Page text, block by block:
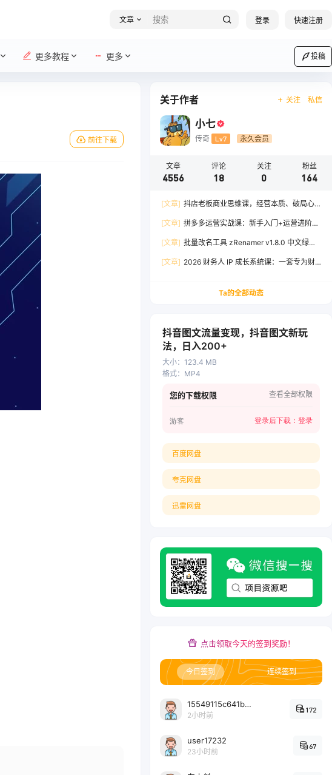
文章 登录 快速注册
更多教程 更多 投稿
前往下载
关于作者 关注 私信
小七
传奇 Lv7 永久会员
文章
4556
评论
18
关注
0
粉丝
164
[文章] 抖店老板商业思维课，经营本质、破局心
增
[文章] 拼多多运营实战课：新手入门+运营进阶、
出百单
[文章] 批量改名工具 zRenamer v1.8.0 中文绿色
[文章] 2026 财务人 IP 成长系统课：一套专为财
Ta的全部动态
抖音图文流量变现，抖音图文新玩
法，日入200+
大小： 123.4 MB
格式： MP4
您的下载权限 查看全部权限
游客 登录后下载： 登录
百度网盘
夸克网盘
迅雷网盘
点击领取今天的签到奖励！
今日签到 连续签到
15549115c641bc6524e64d1d800349ec7396
2小时前
172
user17232
23小时前
67